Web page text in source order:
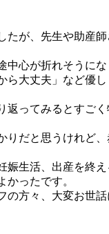
が、先生や助産
中心が折れそうに
ら大丈夫」など優
返ってみるとすご
りだと思うけれど
娠生活、出産を終
かったです。
の方々、大変お世